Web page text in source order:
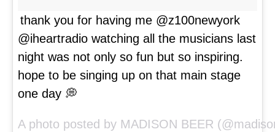
thank you for having me @z100newyork
@iheartradio watching all the musicians last
night was not only so fun but so inspiring.
hope to be singing up on that main stage
one day 💭
A photo posted by MADISON BEER